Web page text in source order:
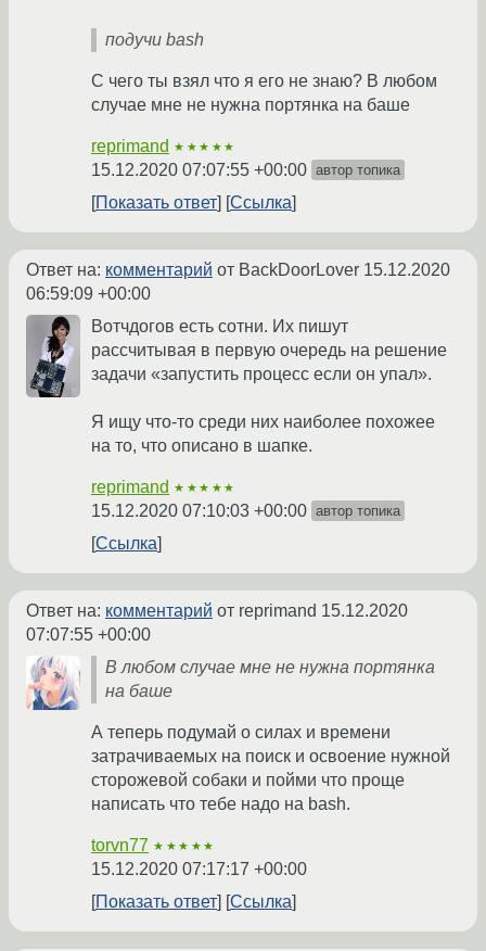
подучи bash
С чего ты взял что я его не знаю? В любом
случае мне не нужна портянка на баше
reprimand ★★★★★
15.12.2020 07:07:55 +00:00 автор топика
Показать ответ Ссылка
Ответ на: комментарий от BackDoorLover 15.12.2020
06:59:09 +00:00
Вотчдогов есть сотни. Их пишут
рассчитывая в первую очередь на решение
задачи «запустить процесс если он упал».
Я ищу что-то среди них наиболее похожее
на то, что описано в шапке.
reprimand ★★★★★
15.12.2020 07:10:03 +00:00 автор топика
Ссылка
Ответ на: комментарий от reprimand 15.12.2020
07:07:55 +00:00
В любом случае мне не нужна портянка
на баше
А теперь подумай о силах и времени
затрачиваемых на поиск и освоение нужной
сторожевой собаки и пойми что проще
написать что тебе надо на bash.
torvn77 ★★★★★
15.12.2020 07:17:17 +00:00
Показать ответ
Ссылка